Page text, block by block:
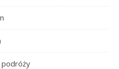
podróży